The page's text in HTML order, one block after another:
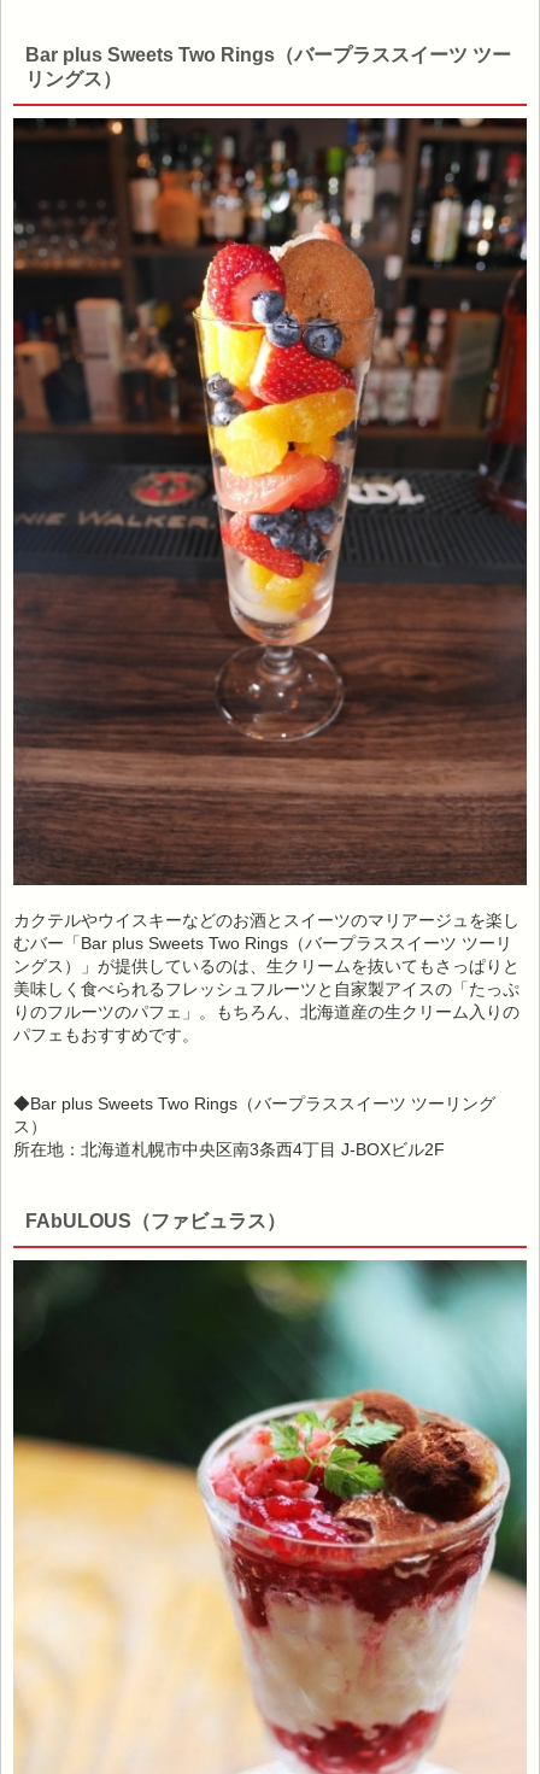
Bar plus Sweets Two Rings（バープラススイーツ ツー
リングス）
カクテルやウイスキーなどのお酒とスイーツのマリアージュを楽し
むバー「Bar plus Sweets Two Rings（バープラススイーツ ツーリ
ングス）」が提供しているのは、生クリームを抜いてもさっぱりと
美味しく食べられるフレッシュフルーツと自家製アイスの「たっぷ
りのフルーツのパフェ」。もちろん、北海道産の生クリーム入りの
パフェもおすすめです。
◆Bar plus Sweets Two Rings（バープラススイーツ ツーリング
ス）
所在地：北海道札幌市中央区南3条西4丁目 J-BOXビル2F
FAbULOUS（ファビュラス）